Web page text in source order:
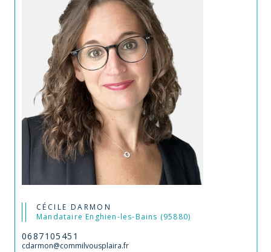
CÉCILE DARMON
Mandataire Enghien-les-Bains (95880)
0687105451
cdarmon@commilvousplaira.fr